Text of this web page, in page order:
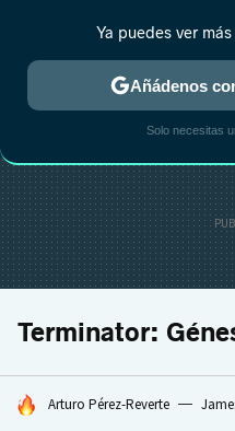
ESTRENOS
Terminator:
HOY SE HABLA DE
Arturo Pérez-Reverte
Ya puedes ver
Añádenos
Solo necesitas